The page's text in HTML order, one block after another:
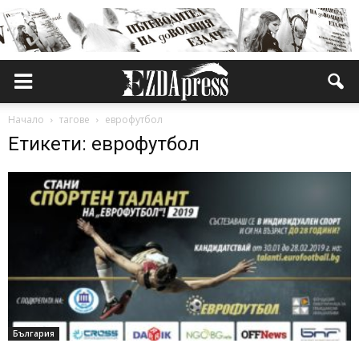
Начало тагове еврофутбол
Етикети: еврофутбол
България